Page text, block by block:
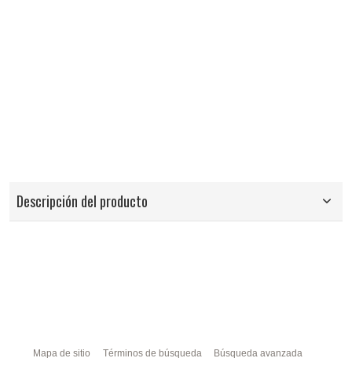
Descripción del producto
Mapa de sitio Términos de búsqueda Búsqueda avanzada